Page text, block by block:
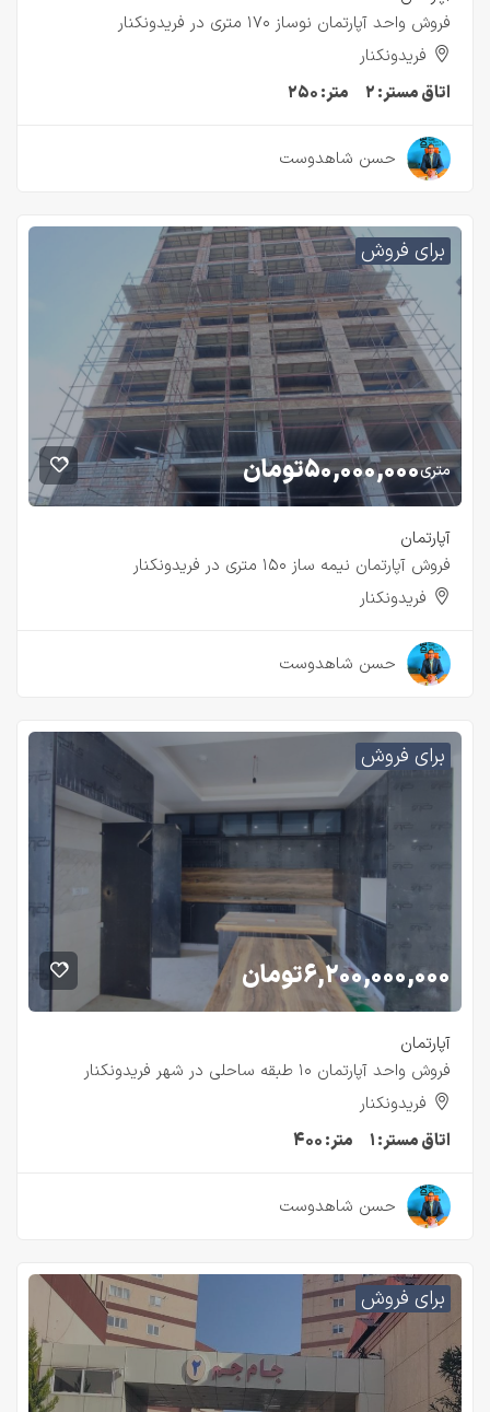
فروش واحد آپارتمان نوساز ۱۷۰ متری در فریدونکنار
فریدونکنار
اتاق مستر:۲ متر:۲۵۰
حسن شاهدوست
برای فروش
متری۵۰,۰۰۰,۰۰۰تومان
آپارتمان
فروش آپارتمان نیمه ساز ۱۵۰ متری در فریدونکنار
فریدونکنار
حسن شاهدوست
برای فروش
۶,۲۰۰,۰۰۰,۰۰۰تومان
آپارتمان
فروش واحد آپارتمان ۱۰ طبقه ساحلی در شهر فریدونکنار
فریدونکنار
اتاق مستر:۱ متر:۴۰۰
حسن شاهدوست
برای فروش